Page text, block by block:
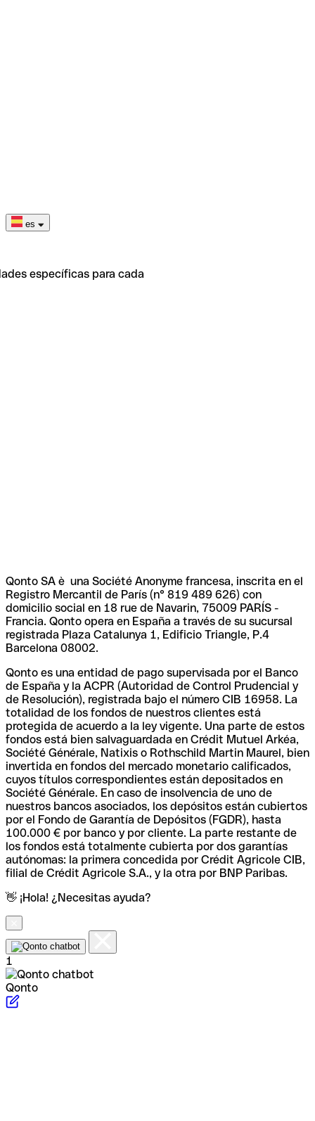
es
específicas para cada
Qonto SA è una Société Anonyme francesa, inscrita en el
Registro Mercantil de París (n° 819 489 626) con
domicilio social en 18 rue de Navarin, 75009 PARÍS -
Francia. Qonto opera en España a través de su sucursal
registrada Plaza Catalunya 1, Edificio Triangle, P.4
Barcelona 08002.
Qonto es una entidad de pago supervisada por el Banco
de España y la ACPR (Autoridad de Control Prudencial y
de Resolución), registrada bajo el número CIB 16958. La
totalidad de los fondos de nuestros clientes está
protegida de acuerdo a la ley vigente. Una parte de estos
fondos está bien salvaguardada en Crédit Mutuel Arkéa,
Société Générale, Natixis o Rothschild Martin Maurel, bien
invertida en fondos del mercado monetario calificados,
cuyos títulos correspondientes están depositados en
Société Générale. En caso de insolvencia de uno de
nuestros bancos asociados, los depósitos están cubiertos
por el Fondo de Garantía de Depósitos (FGDR), hasta
100.000 € por banco y por cliente. La parte restante de
los fondos está totalmente cubierta por dos garantías
autónomas: la primera concedida por Crédit Agricole CIB,
filial de Crédit Agricole S.A., y la otra por BNP Paribas.
👋 ¡Hola! ¿Necesitas ayuda?
1
Qonto